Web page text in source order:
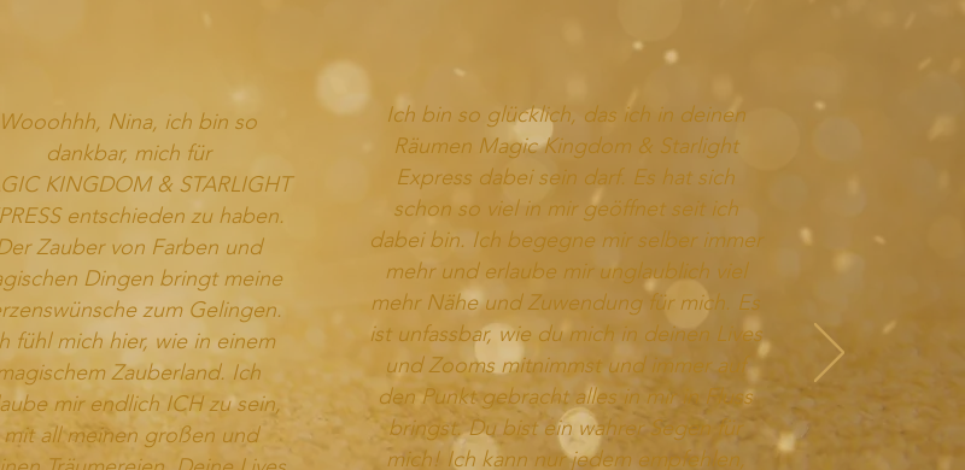
Wooohhh, Nina, ich bin so
dankbar, mich für
KINGDOM & STARLIGHT
entschieden zu haben.
Zauber von Farben und
Dingen bringt meine
zum Gelingen.
fühl mich hier, wie in einem
Zauberland. Ich
mir endlich ICH zu sein,
mit all meinen großen und
Ich bin so glücklich, das ich in deinen
Räumen Magic Kingdom & Starlight
Express dabei sein darf. Es hat sich
schon so viel in mir geöffnet seit ich
dabei bin. Ich begegne mir selber immer
mehr und erlaube mir unglaublich viel
mehr Nähe und Zuwendung für mich. Es
ist unfassbar, wie du mich in deinen Lives
und Zooms mitnimmst und immer auf
den Punkt gebracht alles in mir in Fluss
bringst. Du bist ein wahrer Segen für
mich! Ich kann nur jedem empfehlen,